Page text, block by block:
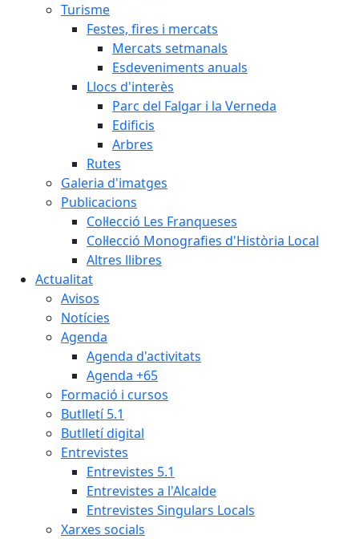
Turisme
Festes, fires i mercats
Mercats setmanals
Esdeveniments anuals
Llocs d'interès
Parc del Falgar i la Verneda
Edificis
Arbres
Rutes
Galeria d'imatges
Publicacions
Col·lecció Les Franqueses
Col·lecció Monografies d'Història Local
Altres llibres
Actualitat
Avisos
Notícies
Agenda
Agenda d'activitats
Agenda +65
Formació i cursos
Butlletí 5.1
Butlletí digital
Entrevistes
Entrevistes 5.1
Entrevistes a l'Alcalde
Entrevistes Singulars Locals
Xarxes socials